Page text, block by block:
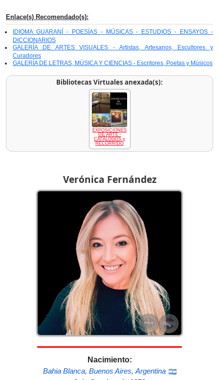
Verónica Fernández
Nacimiento:
Bahia Blanca, Buenos Aires, Argentina
Enlace(s) Recomendado(s):
IDIOMA GUARANÍ - POESÍAS - MÚSICAS - ESTUDIOS - ENSAYOS -
DICCIONARIOS
GALERÍA DE ARTES VISUALES - Artistas, Artesanos, Escultores y
Curadores
GALERÍA DE LETRAS, MÚSICA Y CIENCIAS - Escritores, Poetas y Músicos
Bibliotecas Virtuales anexada(s):
EXPOSICIONES
DE ARTE -
CATÁLOGOS y
RECORRIDO